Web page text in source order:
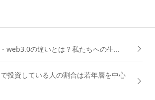
web3.0の違いとは？私たちへの生...
投資している人の割合は若年層を中心